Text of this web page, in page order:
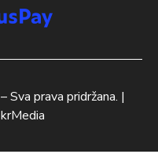
– Sva prava pridržana. |
krMedia